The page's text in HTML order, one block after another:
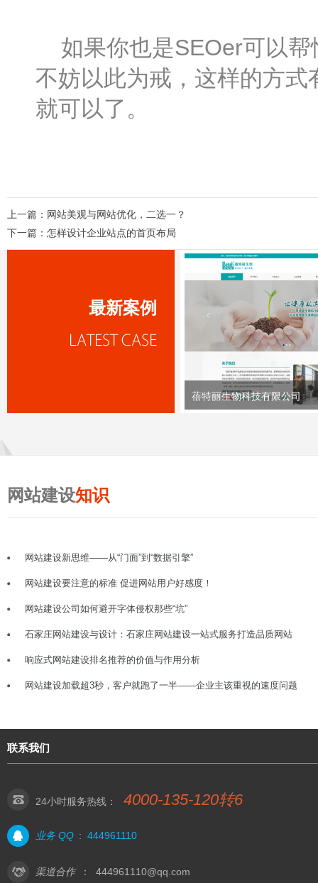
如果你也是SEOer可以帮
不妨以此为戒，这样的方
就可以了。
上一篇： 网站美观与网站优化，二选一？
下一篇： 怎样设计企业站点的首页布局
最新案例
蓓特丽生物科技有限公司
网站建设知识
网站建设新思维——从“门面”到“数据引擎”
网站建设要注意的标准 促进网站用户好感度！
网站建设公司如何避开字体侵权那些“坑”
石家庄网站建设与设计：石家庄网站建设一站式服务打造品质网站
响应式网站建设排名推荐的价值与作用分析
网站建设加载超3秒，客户就跑了一半——企业主该重视的速度问题
联系我们
24小时服务热线： 4000-135-120转6
业务 QQ : 444961110
渠道合作 ： 444961110@qq.com